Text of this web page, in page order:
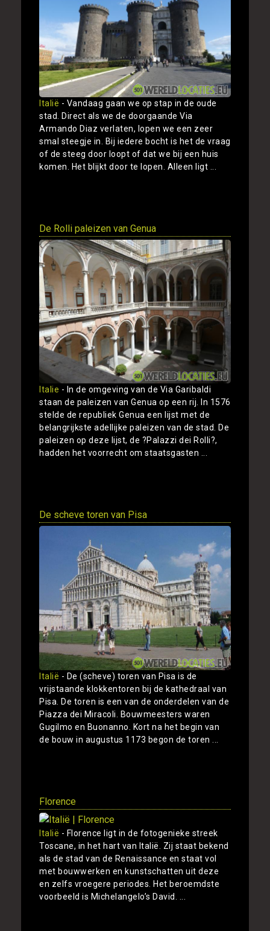
Italië - Vandaag gaan we op stap in de oude
stad. Direct als we de doorgaande Via
Armando Diaz verlaten, lopen we een zeer
smal steegje in. Bij iedere bocht is het de vraag
of de steeg door loopt of dat we bij een huis
komen. Het blijkt door te lopen. Alleen ligt ...
De Rolli paleizen van Genua
Italie - In de omgeving van de Via Garibaldi
staan de paleizen van Genua op een rij. In 1576
stelde de republiek Genua een lijst met de
belangrijkste adellijke paleizen van de stad. De
paleizen op deze lijst, de ?Palazzi dei Rolli?,
hadden het voorrecht om staatsgasten ...
De scheve toren van Pisa
Italië - De (scheve) toren van Pisa is de
vrijstaande klokkentoren bij de kathedraal van
Pisa. De toren is een van de onderdelen van de
Piazza dei Miracoli. Bouwmeesters waren
Gugilmo en Buonanno. Kort na het begin van
de bouw in augustus 1173 begon de toren ...
Florence
Italië - Florence ligt in de fotogenieke streek
Toscane, in het hart van Italië. Zij staat bekend
als de stad van de Renaissance en staat vol
met bouwwerken en kunstschatten uit deze
en zelfs vroegere periodes. Het beroemdste
voorbeeld is Michelangelo’s David. ...